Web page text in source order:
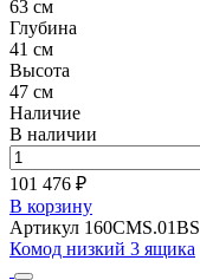
63 см
Глубина
41 см
Высота
47 см
Наличие
В наличии
101 476 ₽
В корзину
Артикул 160CMS.01BS
Комод низкий 3 ящика